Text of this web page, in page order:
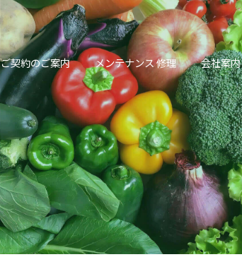
ご契約のご案内 メンテナンス 修理 会社案内